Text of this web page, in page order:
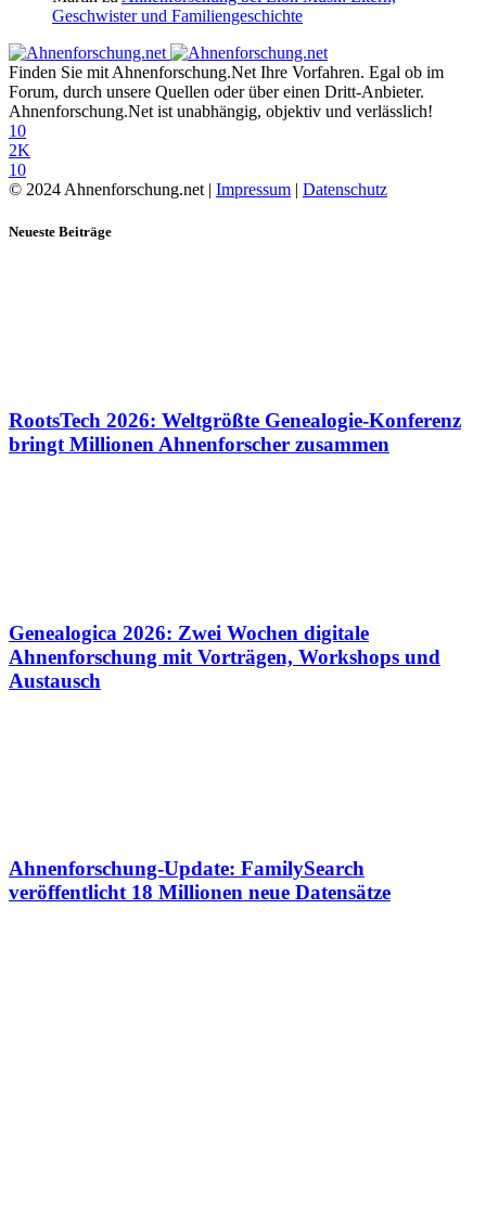
Geschwister und Familiengeschichte
Finden Sie mit Ahnenforschung.Net Ihre Vorfahren. Egal ob im
Forum, durch unsere Quellen oder über einen Dritt-Anbieter.
Ahnenforschung.Net ist unabhängig, objektiv und verlässlich!
10
2K
10
© 2024 Ahnenforschung.net | Impressum | Datenschutz
Neueste Beiträge
RootsTech 2026: Weltgrößte Genealogie-Konferenz
bringt Millionen Ahnenforscher zusammen
Genealogica 2026: Zwei Wochen digitale
Ahnenforschung mit Vorträgen, Workshops und
Austausch
Ahnenforschung-Update: FamilySearch
veröffentlicht 18 Millionen neue Datensätze